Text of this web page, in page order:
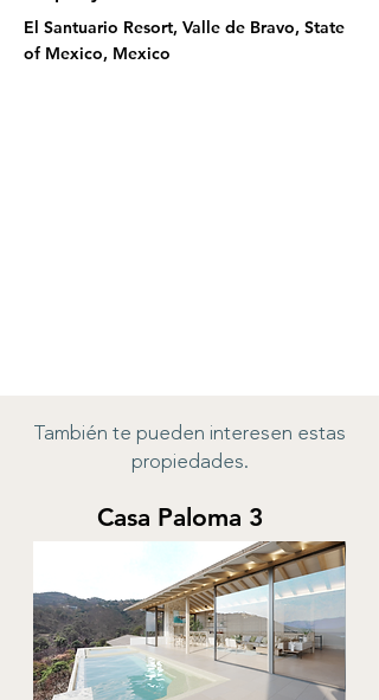
El Santuario Resort, Valle de Bravo, State
of Mexico, Mexico
También te pueden interesen estas
propiedades.
Casa Paloma 3